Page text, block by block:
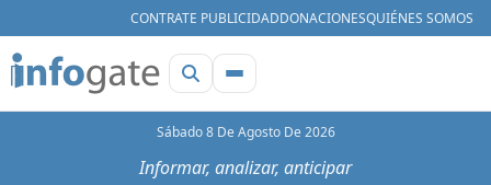
CONTRATE PUBLICIDADDONACIONESQUIÉNES SOMOS
Sábado 8 De Agosto De 2026
Informar, analizar, anticipar